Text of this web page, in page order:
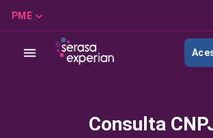
PME
Consulta